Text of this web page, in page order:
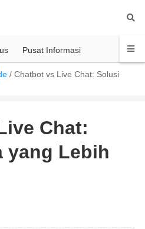
Pusat Informasi
/Chatbot vs Live Chat: Solusi
Chat:
yang Lebih